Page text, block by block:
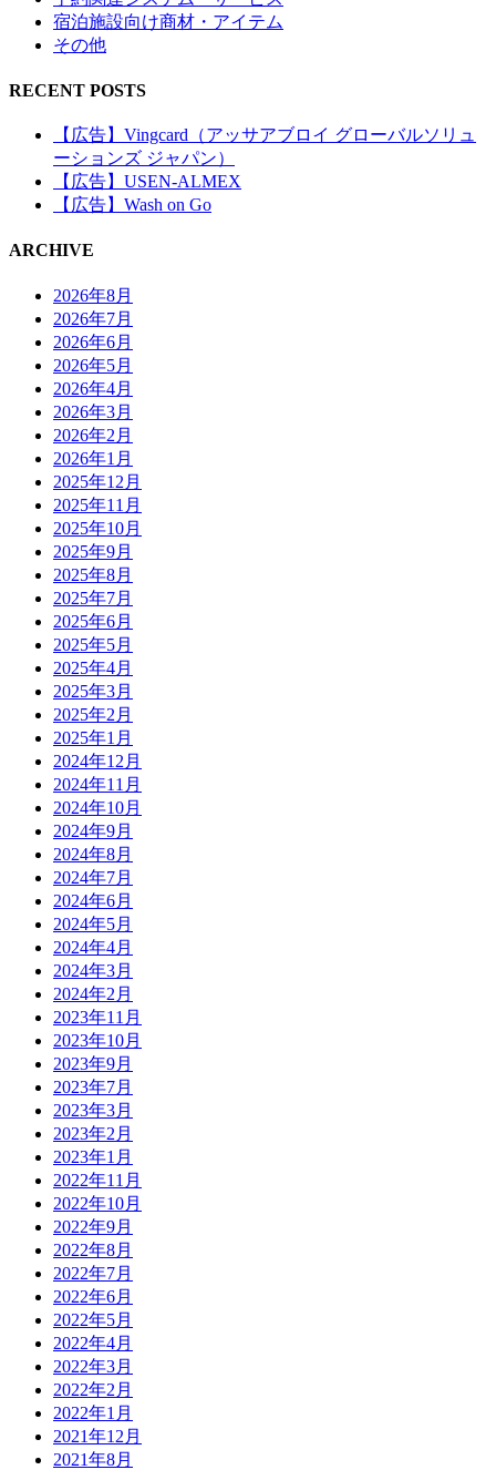
宿泊施設向け商材・アイテム
その他
RECENT POSTS
【広告】Vingcard（アッサアブロイ グローバルソリュ
ーションズ ジャパン）
【広告】USEN-ALMEX
【広告】Wash on Go
ARCHIVE
2026年8月
2026年7月
2026年6月
2026年5月
2026年4月
2026年3月
2026年2月
2026年1月
2025年12月
2025年11月
2025年10月
2025年9月
2025年8月
2025年7月
2025年6月
2025年5月
2025年4月
2025年3月
2025年2月
2025年1月
2024年12月
2024年11月
2024年10月
2024年9月
2024年8月
2024年7月
2024年6月
2024年5月
2024年4月
2024年3月
2024年2月
2023年11月
2023年10月
2023年9月
2023年7月
2023年3月
2023年2月
2023年1月
2022年11月
2022年10月
2022年9月
2022年8月
2022年7月
2022年6月
2022年5月
2022年4月
2022年3月
2022年2月
2022年1月
2021年12月
2021年8月